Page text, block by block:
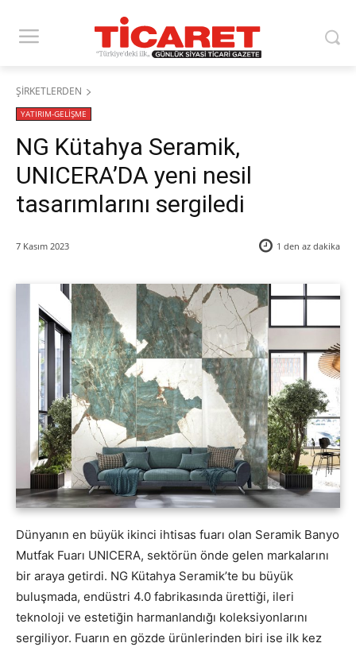
ŞİRKETLERDEN
YATIRIM-GELİŞME
NG Kütahya Seramik,
UNICERA’DA yeni nesil
tasarımlarını sergiledi
7 Kasım 2023 1 den az dakika
Dünyanın en büyük ikinci ihtisas fuarı olan Seramik Banyo
Mutfak Fuarı UNICERA, sektörün önde gelen markalarını
bir araya getirdi. NG Kütahya Seramik’te bu büyük
buluşmada, endüstri 4.0 fabrikasında ürettiği, ileri
teknoloji ve estetiğin harmanlandığı koleksiyonlarını
sergiliyor. Fuarın en gözde ürünlerinden biri ise ilk kez